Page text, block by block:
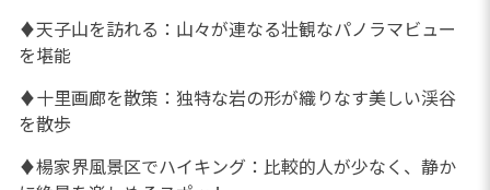
♦天子山を訪れる：山々が連なる壮観なパノラマビュー
を堪能
♦十里画廊を散策：独特な岩の形が織りなす美しい渓谷
を散歩
♦楊家界風景区でハイキング：比較的人が少なく、静か